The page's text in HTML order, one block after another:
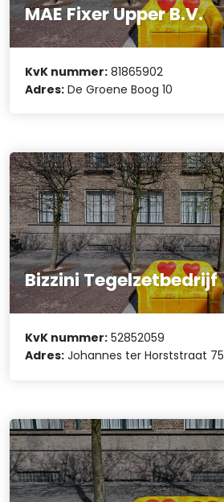
MAE Fixer Upper B.V.
KvK nummer: 81865902
Adres: De Groene Boog 10
Bizzini Tegelzetbedrijf
KvK nummer: 52852059
Adres: Johannes ter Horststraat 75